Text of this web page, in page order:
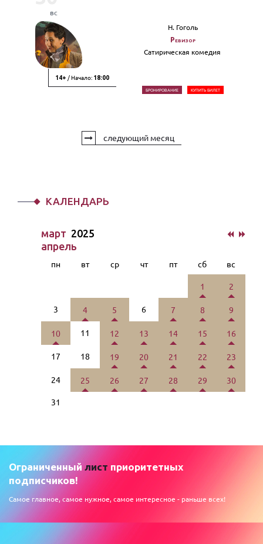
вс
14+ / Начало: 18:00
Н. Гоголь
Ревизор
Сатирическая комедия
БРОНИРОВАНИЕ КУПИТЬ БИЛЕТ
следующий месяц
КАЛЕНДАРЬ
март 2025
апрель
пн вт ср чт пт сб вс
1 2
3 4 5 6 7 8 9
10 11 12 13 14 15 16
17 18 19 20 21 22 23
24 25 26 27 28 29 30
31
Ограниченный лист приоритетных
подписчиков!
Самое главное, самое нужное, самое интересное - раньше всех!